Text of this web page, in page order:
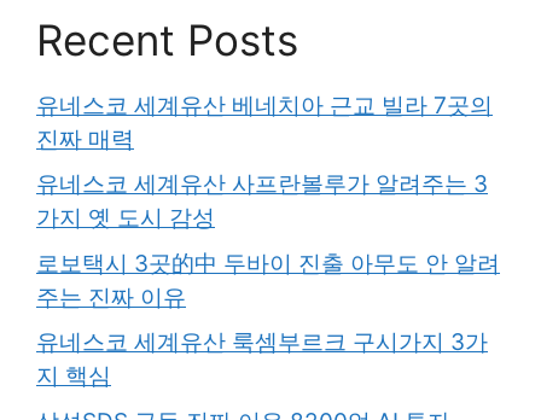
Recent Posts
유네스코 세계유산 베네치아 근교 빌라 7곳의
진짜 매력
유네스코 세계유산 사프란볼루가 알려주는 3
가지 옛 도시 감성
로보택시 3곳的中 두바이 진출 아무도 안 알려
주는 진짜 이유
유네스코 세계유산 룩셈부르크 구시가지 3가
지 핵심